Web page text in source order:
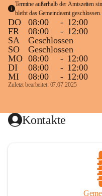
Termine außerhalb der Amtszeiten
bleibt das Gemeindeamt geschlossen.
DO 08:00 - 12:00
FR
08:00 - 12:00
SA
Geschlossen
SO
Geschlossen
MO 08:00 - 12:00
DI
08:00 - 12:00
MI
08:00 - 12:00
Zuletzt bearbeitet: 07.07.2025
Kontakte